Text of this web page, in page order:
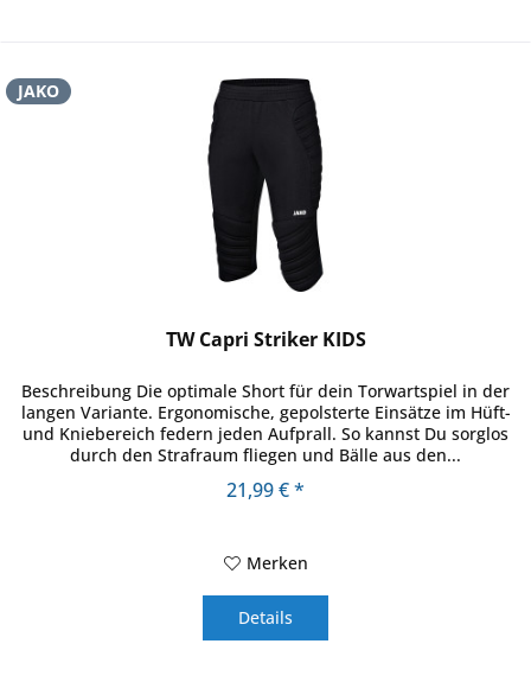
JAKO
TW Capri Striker KIDS
Beschreibung Die optimale Short für dein Torwartspiel in der
langen Variante. Ergonomische, gepolsterte Einsätze im Hüft-
und Kniebereich federn jeden Aufprall. So kannst Du sorglos
durch den Strafraum fliegen und Bälle aus den...
21,99 € *
Merken
Details